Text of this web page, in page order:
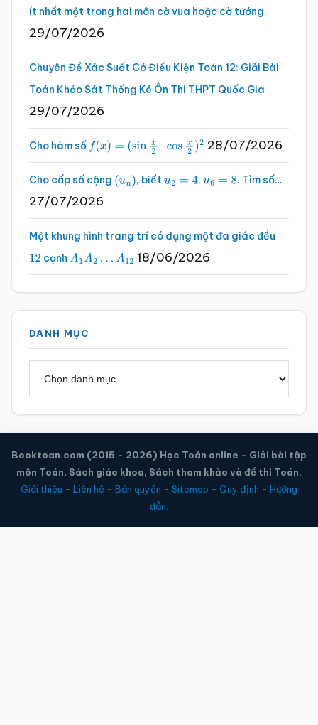
ít nhất một trong hai môn cờ vua hoặc cờ tướng.
29/07/2026
Chuyên Đề Xác Suất Có Điều Kiện Toán 12: Giải Bài
Toán Khảo Sát Thống Kê Ôn Thi THPT Quốc Gia
29/07/2026
Cho hàm số f(x)=(sinx2 –cosx2 )2 28/07/2026
Cho cấp số cộng (un), biếtu2 =4 , u6 =8 . Tìm số…
27/07/2026
Một khung hình trang trí có dạng một đa giác đều
12 cạnh A1A2…A 12 18/06/2026
DANH MỤC
Booktoan.com (2015 - 2026) Học Toán online - Giải bài tập
môn Toán, Sách giáo khoa, Sách tham khảo và đề thi Toán.
Giới thiệu - Liên hệ - Bản quyền - Sitemap - Quy định - Hướng
dẫn.